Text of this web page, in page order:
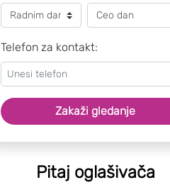
Telefon za kontakt:
Zakaži gledanje
Pitaj oglašivača